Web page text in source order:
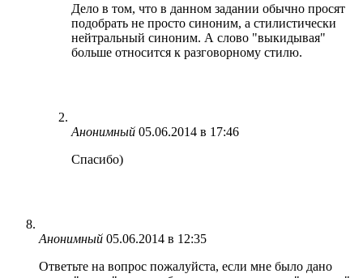
Дело в том, что в данном задании обычно просят
подобрать не просто синоним, а стилистически
нейтральный синоним. А слово "выкидывая"
больше относится к разговорному стилю.
Анонимный 05.06.2014 в 17:46
Спасибо)
Анонимный 05.06.2014 в 12:35
Ответьте на вопрос пожалуйста, если мне было дано